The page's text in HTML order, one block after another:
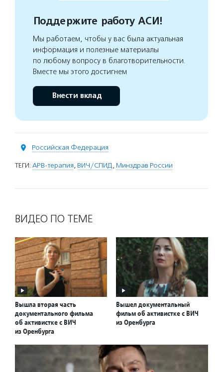
Поддержите работу АСИ!
Мы работаем, чтобы у вас была актуальная
информация и полезные материалы
по любому вопросу в благотворительности.
Вместе мы этого достигнем
Внести вклад
Российская Федерация
ТЕГИ: АРВ-терапия, ВИЧ/СПИД, Минздрав России
ВИДЕО ПО ТЕМЕ
Вышла вторая часть
документального фильма
об активистке с ВИЧ
из Оренбурга
Вышел документальный
фильм об активистке с ВИЧ
из Оренбурга